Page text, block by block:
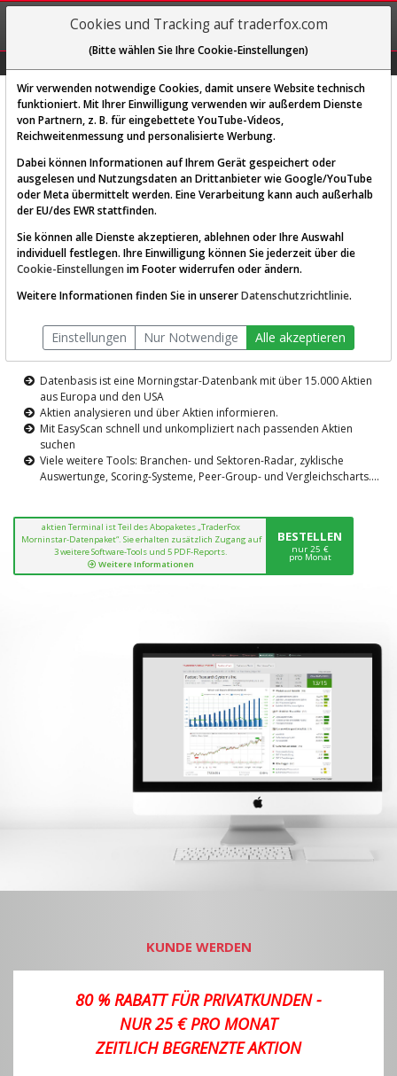
REGIS-
TRIEREN
Diese Funktion ist nur für
AKTIEN-TERMINAL
Die Aktienanalyse-Plattform von
TraderFox
Datenbasis ist eine Morningstar-Datenbank mit über 15.000 Aktien
aus Europa und den USA
Aktien analysieren und über Aktien informieren.
Mit EasyScan schnell und unkompliziert nach passenden Aktien
suchen
Viele weitere Tools: Branchen- und Sektoren-Radar, zyklische
Auswertunge, Scoring-Systeme, Peer-Group- und Vergleichscharts....
aktien Terminal ist Teil des Abopaketes „TraderFox
Morninstar-Datenpaket“. Sie erhalten zusätzlich Zugang auf
3 weitere Software-Tools und 5 PDF-Reports.
Weitere Informationen
BESTELLEN
nur 25 €
pro Monat
KUNDE WERDEN
80 % RABATT FÜR PRIVATKUNDEN -
NUR 25 € PRO MONAT
ZEITLICH BEGRENZTE AKTION
Cookies und Tracking auf traderfox.com
(Bitte wählen Sie Ihre Cookie-Einstellungen)
Wir verwenden notwendige Cookies, damit unsere Website technisch
funktioniert. Mit Ihrer Einwilligung verwenden wir außerdem Dienste
von Partnern, z. B. für eingebettete YouTube-Videos,
Reichweitenmessung und personalisierte Werbung.
Dabei können Informationen auf Ihrem Gerät gespeichert oder
ausgelesen und Nutzungsdaten an Drittanbieter wie Google/YouTube
oder Meta übermittelt werden. Eine Verarbeitung kann auch außerhalb
der EU/des EWR stattfinden.
Sie können alle Dienste akzeptieren, ablehnen oder Ihre Auswahl
individuell festlegen. Ihre Einwilligung können Sie jederzeit über die
Cookie-Einstellungen im Footer widerrufen oder ändern.
Weitere Informationen finden Sie in unsererDatenschutzrichtlinie.
Einstellungen Nur Notwendige Alle akzeptieren